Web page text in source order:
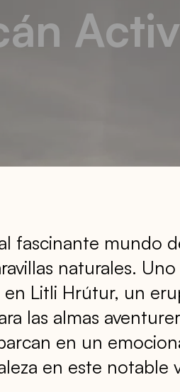
fascinante mundo
naturales.
en Litli Hrútur, un
las almas
en un
en este notable